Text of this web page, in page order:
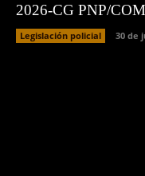
2026-CG PNP/
Legislación policial 30 de